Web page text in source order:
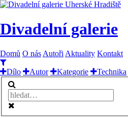
Divadelní galerie
Domů O nás Autoři Aktuality Kontakt
Dílo Autor Kategorie Technika